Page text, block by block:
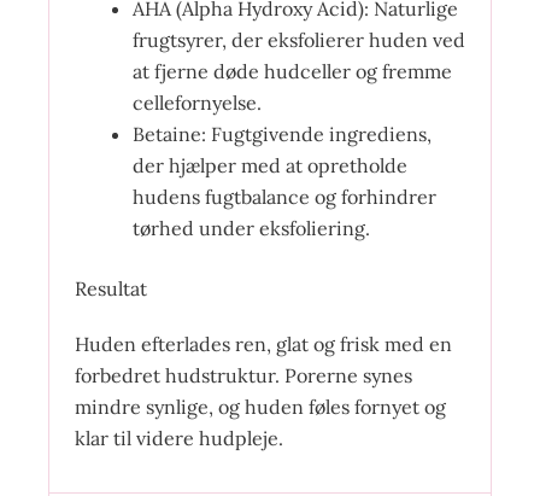
AHA (Alpha Hydroxy Acid): Naturlige
frugtsyrer, der eksfolierer huden ved
at fjerne døde hudceller og fremme
cellefornyelse.
Betaine: Fugtgivende ingrediens,
der hjælper med at opretholde
hudens fugtbalance og forhindrer
tørhed under eksfoliering.
Resultat
Huden efterlades ren, glat og frisk med en
forbedret hudstruktur. Porerne synes
mindre synlige, og huden føles fornyet og
klar til videre hudpleje.